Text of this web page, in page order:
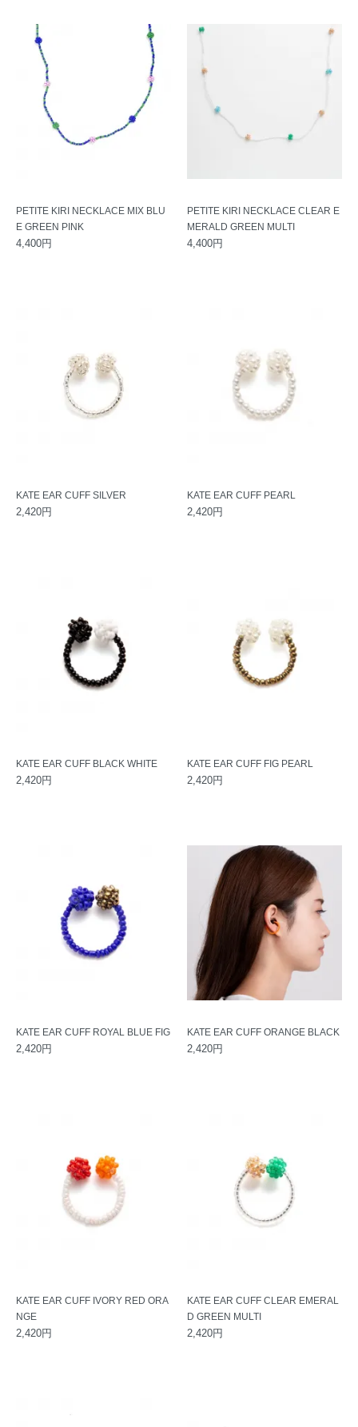
PETITE KIRI NECKLACE MIX BLU
E GREEN PINK
4,400円
PETITE KIRI NECKLACE CLEAR E
MERALD GREEN MULTI
4,400円
KATE EAR CUFF SILVER
2,420円
KATE EAR CUFF PEARL
2,420円
KATE EAR CUFF BLACK WHITE
2,420円
KATE EAR CUFF FIG PEARL
2,420円
KATE EAR CUFF ROYAL BLUE FIG
2,420円
KATE EAR CUFF ORANGE BLACK
2,420円
KATE EAR CUFF IVORY RED ORA
NGE
2,420円
KATE EAR CUFF CLEAR EMERAL
D GREEN MULTI
2,420円